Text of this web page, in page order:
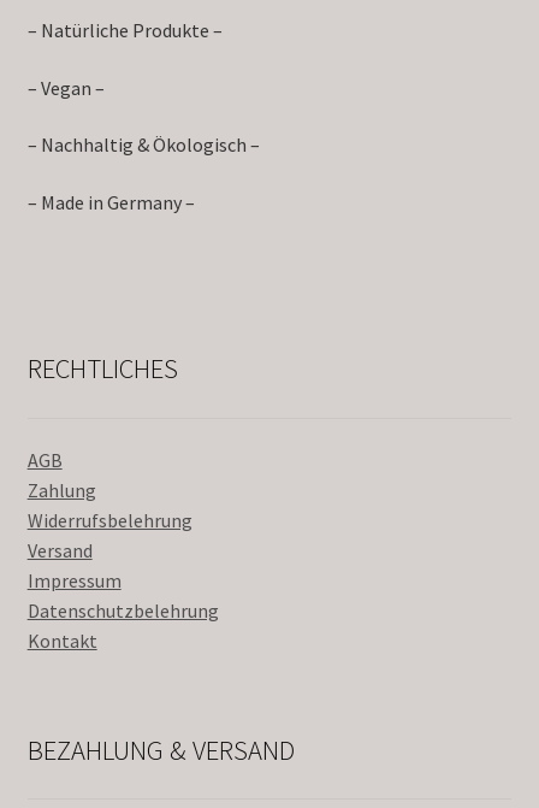
– Natürliche Produkte –
– Vegan –
– Nachhaltig & Ökologisch –
– Made in Germany –
RECHTLICHES
AGB
Zahlung
Widerrufsbelehrung
Versand
Impressum
Datenschutzbelehrung
Kontakt
BEZAHLUNG & VERSAND